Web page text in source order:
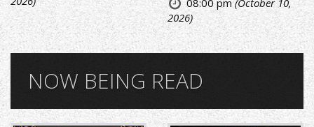
08:00 pm (October 10,
2026)
NOW BEING READ